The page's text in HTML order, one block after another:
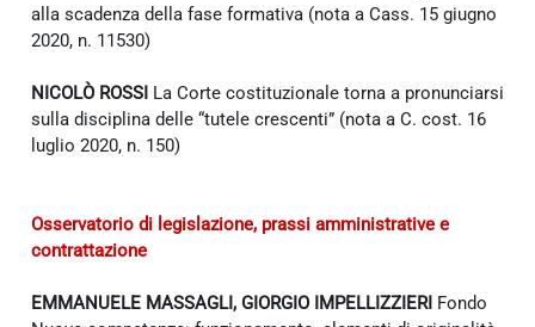
alla scadenza della fase formativa (nota a Cass. 15 giugno
2020, n. 11530)
NICOLÒ ROSSI La Corte costituzionale torna a pronunciarsi
sulla disciplina delle “tutele crescenti” (nota a C. cost. 16
luglio 2020, n. 150)
Osservatorio di legislazione, prassi amministrative e
contrattazione
EMMANUELE MASSAGLI, GIORGIO IMPELLIZZIERI Fondo